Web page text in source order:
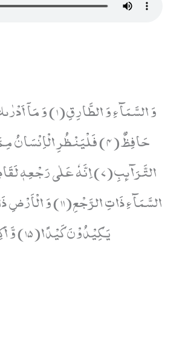
یَكِیْدُوْنَ كَیْدًا(15) وَّ اَكِیْدُ كَیْدًا(16) فَمَهِّلِ الْكٰفِرِیْنَ اَمْهِلْهُمْ رُوَیْدًا(17)